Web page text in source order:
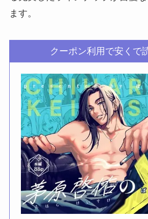
ます。
クーポン利用で安くで